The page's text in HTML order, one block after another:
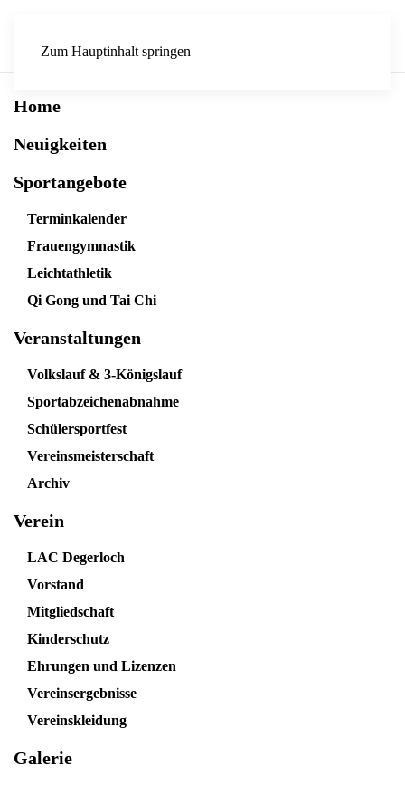
Zum Hauptinhalt springen
Home
Neuigkeiten
Sportangebote
Terminkalender
Frauengymnastik
Leichtathletik
Qi Gong und Tai Chi
Veranstaltungen
Volkslauf & 3-Königslauf
Sportabzeichenabnahme
Schülersportfest
Vereinsmeisterschaft
Archiv
Verein
LAC Degerloch
Vorstand
Mitgliedschaft
Kinderschutz
Ehrungen und Lizenzen
Vereinsergebnisse
Vereinskleidung
Galerie